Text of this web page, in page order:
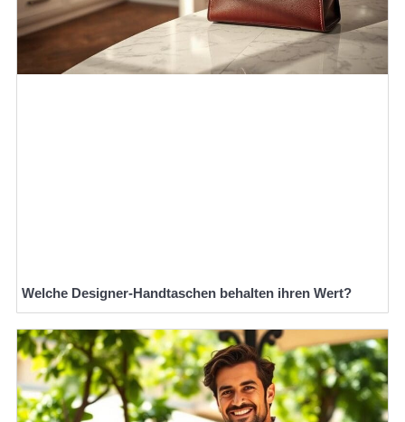
Welche Designer-Handtaschen behalten ihren Wert?